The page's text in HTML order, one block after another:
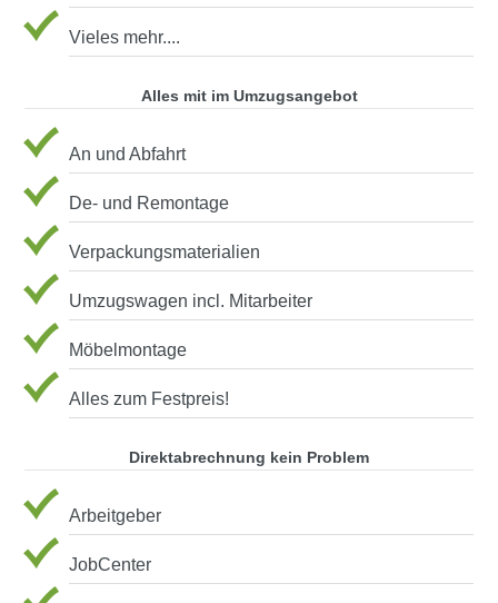
Vieles mehr....
Alles mit im Umzugsangebot
An und Abfahrt
De- und Remontage
Verpackungsmaterialien
Umzugswagen incl. Mitarbeiter
Möbelmontage
Alles zum Festpreis!
Direktabrechnung kein Problem
Arbeitgeber
JobCenter